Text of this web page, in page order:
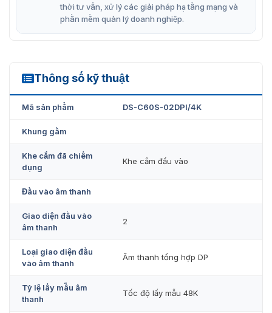
thời tư vấn, xử lý các giải pháp hạ tầng mạng và
phần mềm quản lý doanh nghiệp.
Thông số kỹ thuật
DS-C60S-02DPI/4K
Mã sản phẩm DS-C60S-02DPI/4K
Khung gầm
Khe cắm đã chiếm
dụng
Khe cắm đầu vào
Đầu vào âm thanh
Giao diện đầu vào
âm thanh
2
Loại giao diện đầu
vào âm thanh
Âm thanh tổng hợp DP
Tỷ lệ lấy mẫu âm
thanh
Tốc độ lấy mẫu 48K